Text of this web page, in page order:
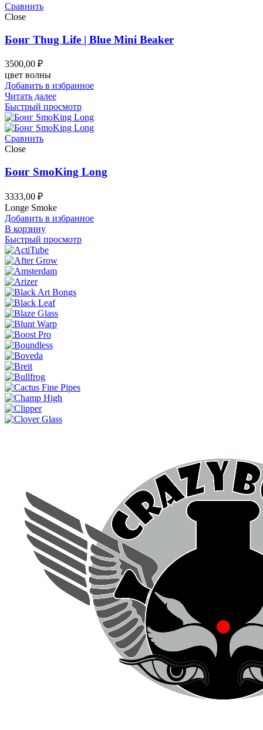
Сравнить
Close
Бонг Thug Life | Blue Mini Beaker
3500,00 ₽
цвет волны
Добавить в избранное
Читать далее
Быстрый просмотр
Сравнить
Close
Бонг SmoKing Long
3333,00 ₽
Longe Smoke
Добавить в избранное
В корзину
Быстрый просмотр